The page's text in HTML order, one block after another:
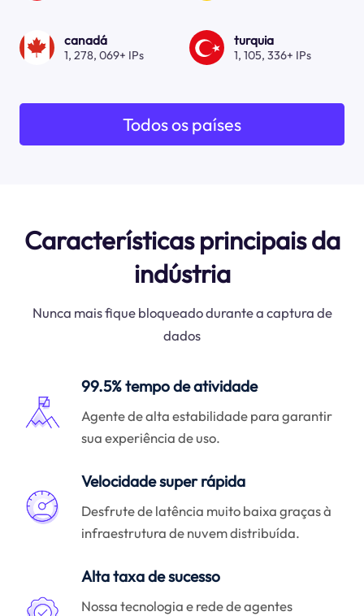
canadá
1, 278, 069+ IPs
turquia
1, 105, 336+ IPs
Todos os países
Características principais da
indústria
Nunca mais fique bloqueado durante a captura de
dados
99.5% tempo de atividade
Agente de alta estabilidade para garantir
sua experiência de uso.
Velocidade super rápida
Desfrute de latência muito baixa graças à
infraestrutura de nuvem distribuída.
Alta taxa de sucesso
Nossa tecnologia e rede de agentes